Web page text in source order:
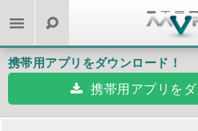
携帯用アプリをダウンロード！
携帯用アプリを